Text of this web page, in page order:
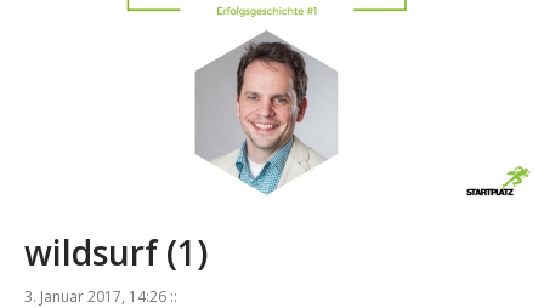
wildsurf (1)
3. Januar 2017, 14:26 ::